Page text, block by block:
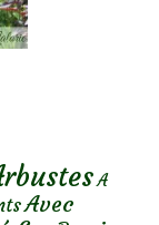
A
Avec